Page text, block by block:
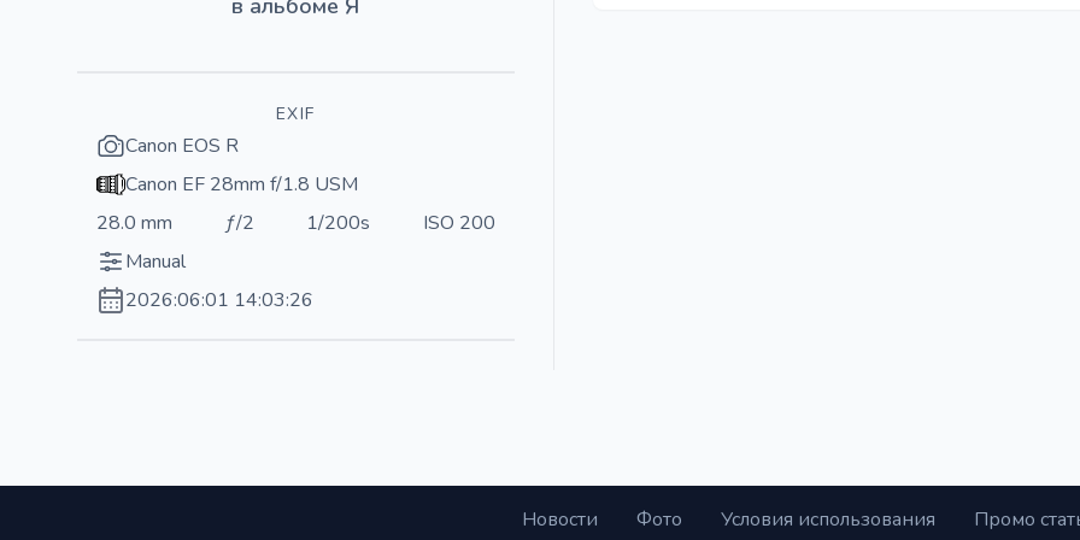
EXIF
Canon EOS R
Canon EF 28mm f/1.8 USM
28.0 mm
ƒ/2 1/200s
ISO 200
Manual
2026:06:01 14:03:26
Новости Фото Условия использования Промо